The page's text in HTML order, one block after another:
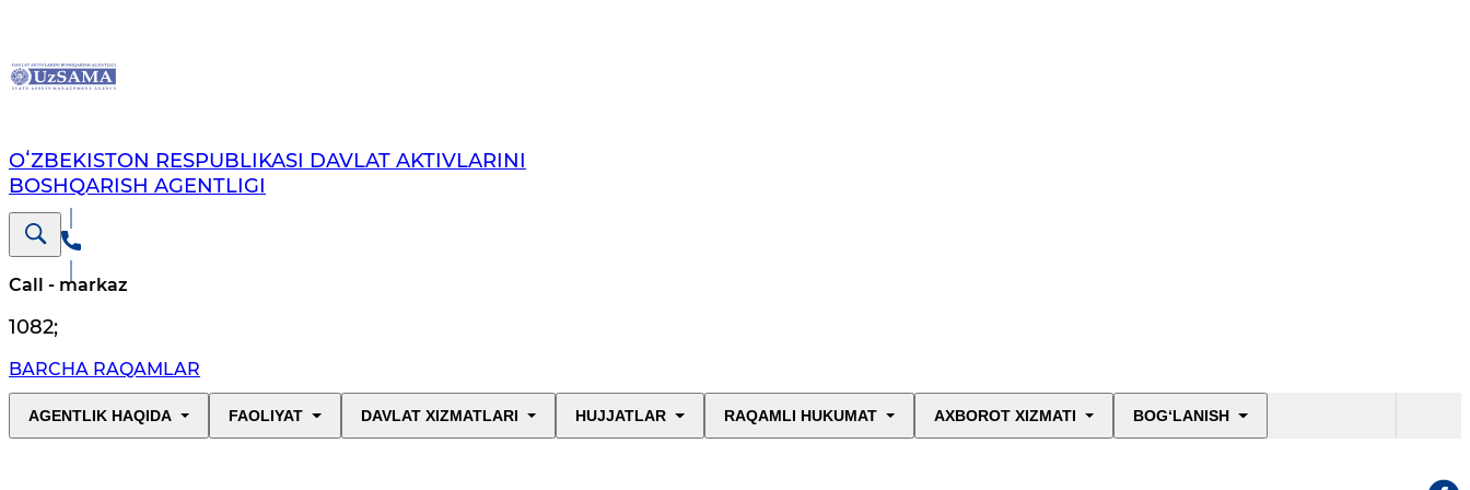
OʻZBEKISTON RESPUBLIKASI DAVLAT AKTIVLARINI
BOSHQARISH AGENTLIGI
Call - markaz
1082;
BARCHA RAQAMLAR
AGENTLIK HAQIDA FAOLIYAT DAVLAT XIZMATLARI HUJJATLAR RAQAMLI HUKUMAT AXBOROT XIZMATI BOG‘LANISH